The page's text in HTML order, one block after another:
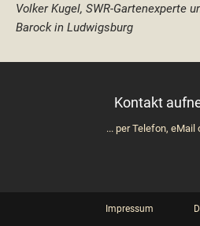
Volker Kugel, SWR-Gartenexperte
Barock in Ludwigsburg
Kontakt
... per Telefon, eMail
Impressum